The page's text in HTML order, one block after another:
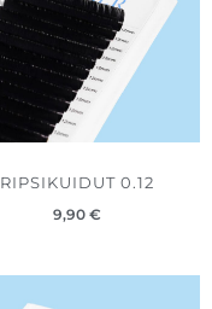
RIPSIKUIDUT 0.12
9,90 €